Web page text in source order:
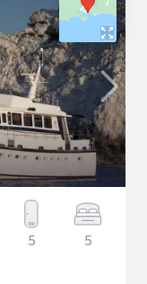
5 5